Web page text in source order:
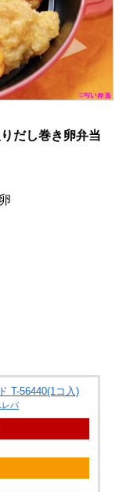
だし巻き卵弁当
T-56440(1コ入)
レバ